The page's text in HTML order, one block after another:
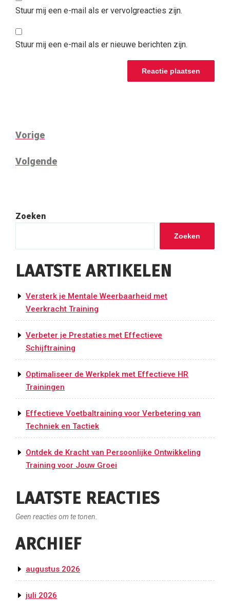
Stuur mij een e-mail als er vervolgreacties zijn.
Stuur mij een e-mail als er nieuwe berichten zijn.
BERICHTNAVIGATIE
Vorig
Vorige
Volgend
Volgende
Zoeken
Zoeken
LAATSTE ARTIKELEN
Versterk je Mentale Weerbaarheid met
Veerkracht Training
Verbeter je Prestaties met Effectieve
Schijftraining
Optimaliseer de Werkplek met Effectieve HR
Trainingen
Effectieve Voetbaltraining voor Verbetering van
Techniek en Tactiek
Ontdek de Kracht van Persoonlijke Ontwikkeling
Training voor Jouw Groei
LAATSTE REACTIES
Geen reacties om te tonen.
ARCHIEF
augustus 2026
juli 2026